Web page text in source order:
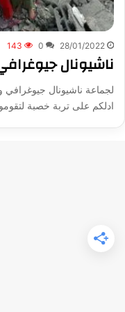
28/01/2022
0
143
ناشيونال
لجماعة ناشيونال جيوغرافي
ادلكم على تربة خصبة